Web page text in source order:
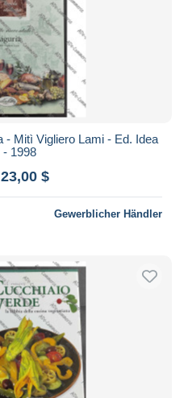
- Mitì Vigliero Lami - Ed. Idea
- 1998
$
Gewerblicher Händler